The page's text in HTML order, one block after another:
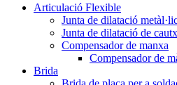
Articulació Flexible
Junta de dilatació
Junta de dilatació de
Compensador de manxa
Compensador de
Brida